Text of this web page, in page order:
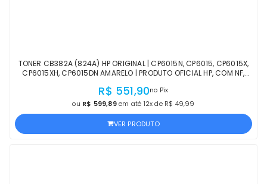
TONER CB382A (824A) HP ORIGINAL | CP6015N, CP6015, CP6015X,
CP6015XH, CP6015DN AMARELO | PRODUTO OFICIAL HP, COM NF,
R$ 551,90no Pix
ou R$ 599,89em até 12x de R$ 49,99
VER PRODUTO